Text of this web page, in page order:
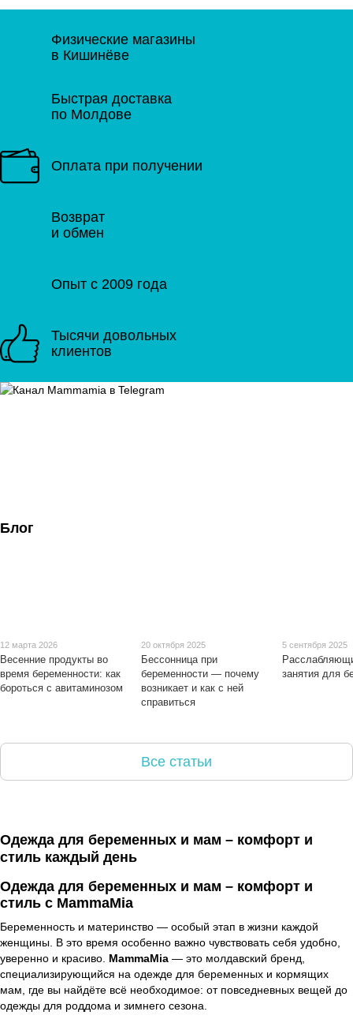
Физические магазины
в Кишинёве
Быстрая доставка
по Молдове
Оплата при получении
Возврат
и обмен
Опыт с 2009 года
Тысячи довольных
клиентов
Блог
12 марта 2026
Весенние продукты во
время беременности: как
бороться с авитаминозом
20 октября 2025
Бессонница при
беременности — почему
возникает и как с ней
справиться
5 сентября 2025
занятия для
Все статьи
Одежда для беременных и мам – комфорт и
стиль каждый день
Одежда для беременных и мам – комфорт и
стиль с MammaMia
Беременность и материнство — особый этап в жизни каждой
женщины. В это время особенно важно чувствовать себя удобно,
уверенно и красиво. MammaMia — это молдавский бренд,
специализирующийся на одежде для беременных и кормящих
мам, где вы найдёте всё необходимое: от повседневных вещей до
одежды для роддома и зимнего сезона.